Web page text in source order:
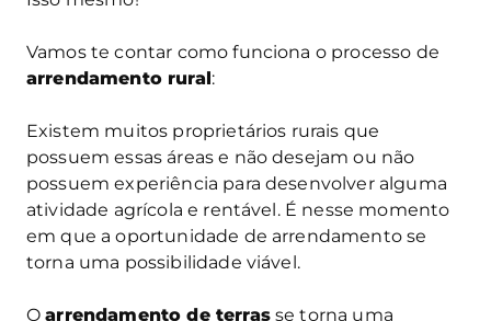
Vamos te contar como funciona o processo de
arrendamento rural:
Existem muitos proprietários rurais que
possuem essas áreas e não desejam ou não
possuem experiência para desenvolver alguma
atividade agrícola e rentável. É nesse momento
em que a oportunidade de arrendamento se
torna uma possibilidade viável.
Oarrendamento de terrasse torna uma